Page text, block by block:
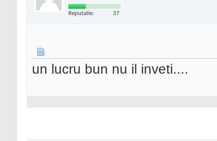
Reputatie: 37
un lucru bun nu il inveti....